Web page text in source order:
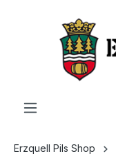
Erzquell Pils Shop